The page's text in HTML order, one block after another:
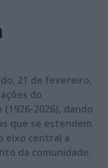
21 de fevereiro,
do
(1926-2026), dando
que se estendem
eixo central a
da comunidade.